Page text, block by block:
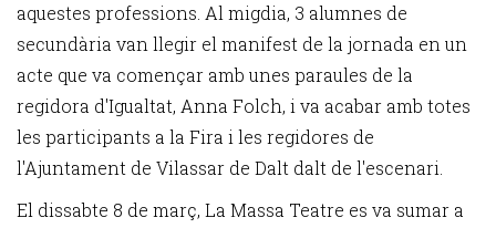
aquestes professions. Al migdia, 3 alumnes de
secundària van llegir el manifest de la jornada en un
acte que va començar amb unes paraules de la
regidora d'Igualtat, Anna Folch, i va acabar amb totes
les participants a la Fira i les regidores de
l'Ajuntament de Vilassar de Dalt dalt de l'escenari.
El dissabte 8 de març, La Massa Teatre es va sumar a